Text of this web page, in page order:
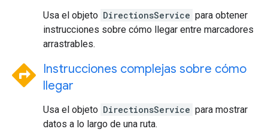
Usa el objeto DirectionsService para obtener
instrucciones sobre cómo llegar entre marcadores
arrastrables.
directions Instrucciones complejas sobre cómo
llegar
Usa el objeto DirectionsService para mostrar
datos a lo largo de una ruta.